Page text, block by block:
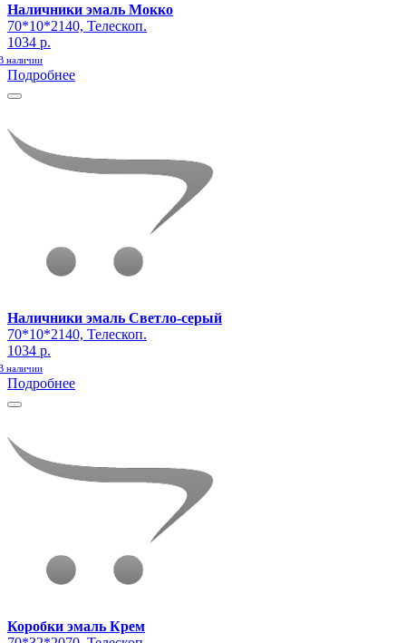
Наличники эмаль Мокко
70*10*2140, Телескоп.
1034 р.
наличии
Подробнее
Наличники эмаль Светло-серый
70*10*2140, Телескоп.
1034 р.
наличии
Подробнее
Коробки эмаль Крем